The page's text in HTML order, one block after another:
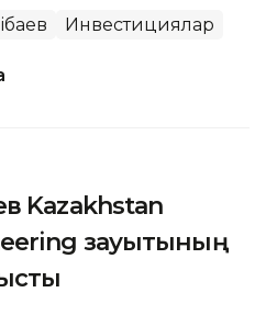
Инвестициялар
Kazakhstan
зауытының